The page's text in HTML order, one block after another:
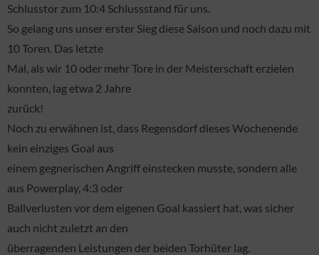
Schlusstor zum 10:4 Schlussstand für uns.
So gelang uns unser erster Sieg diese Saison und noch dazu mit
10 Toren. Das letzte
Mal, als wir 10 oder mehr Tore in der Meisterschaft erzielen
konnten, lag etwa 2 Jahre
zurück!
Noch zu erwähnen ist, dass Regensdorf dieses Wochenende
kein einziges Goal aus
einem gegnerischen Angriff einstecken musste, sondern alle
aus Powerplay, 4:3 oder
Ballverlusten vor dem eigenen Goal kassiert hat, was sicher
auch nicht zuletzt an den
überragenden Leistungen der beiden Torhüter lag.